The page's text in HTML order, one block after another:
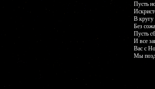
Пусть
В кругу
Без
Пусть
И все
Вас с
Мы